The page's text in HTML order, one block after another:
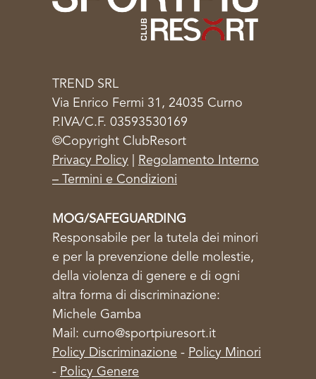
TREND SRL
Via Enrico Fermi 31, 24035 Curno
P.IVA/C.F. 03593530169
©Copyright ClubResort
Privacy Policy
Regolamento Interno
– Termini e Condizioni
MOG/SAFEGUARDING
Responsabile per la tutela dei minori
e per la prevenzione delle molestie,
della violenza di genere e di ogni
altra forma di discriminazione:
Michele Gamba
Mail: curno@sportpiuresort.it
Policy Discriminazione - Policy Minori
- Policy Genere